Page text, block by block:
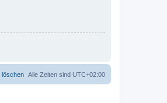
Alle Zeiten sind UTC+02:00
löschen